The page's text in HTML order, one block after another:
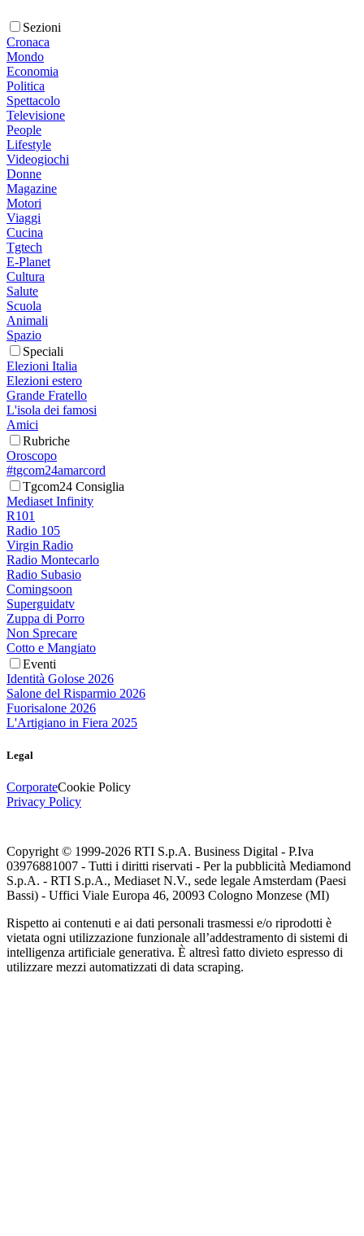
Sezioni
Cronaca
Mondo
Economia
Politica
Spettacolo
Televisione
People
Lifestyle
Videogiochi
Donne
Magazine
Motori
Viaggi
Cucina
Tgtech
E-Planet
Cultura
Salute
Scuola
Animali
Spazio
Speciali
Elezioni Italia
Elezioni estero
Grande Fratello
L'isola dei famosi
Amici
Rubriche
Oroscopo
#tgcom24amarcord
Tgcom24 Consiglia
Mediaset Infinity
R101
Radio 105
Virgin Radio
Radio Montecarlo
Radio Subasio
Comingsoon
Superguidatv
Zuppa di Porro
Non Sprecare
Cotto e Mangiato
Eventi
Identità Golose 2026
Salone del Risparmio 2026
Fuorisalone 2026
L'Artigiano in Fiera 2025
Legal
CorporateCookie Policy
Privacy Policy
Copyright © 1999-2026 RTI S.p.A. Business Digital - P.Iva
03976881007 - Tutti i diritti riservati - Per la pubblicità Mediamond
S.p.A. - RTI S.p.A., Mediaset N.V., sede legale Amsterdam (Paesi
Bassi) - Uffici Viale Europa 46, 20093 Cologno Monzese (MI)
Rispetto ai contenuti e ai dati personali trasmessi e/o riprodotti è
vietata ogni utilizzazione funzionale all’addestramento di sistemi di
intelligenza artificiale generativa. È altresì fatto divieto espresso di
utilizzare mezzi automatizzati di data scraping.